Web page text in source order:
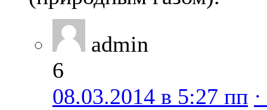
admin
6
08.03.2014 в 5:27 пп